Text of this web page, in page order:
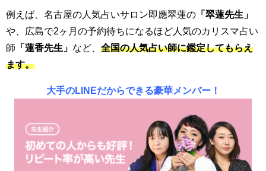
例えば、名古屋の人気占いサロン即應翠蓮の 「 翠蓮先生」
や、広島で2ヶ月の予約待ちになるほど人気のカリスマ占い
師 「蓮香先生」 など、 全国の人気占い師に鑑定してもらえ
ます。
大手のLINEだからできる豪華メンバー！